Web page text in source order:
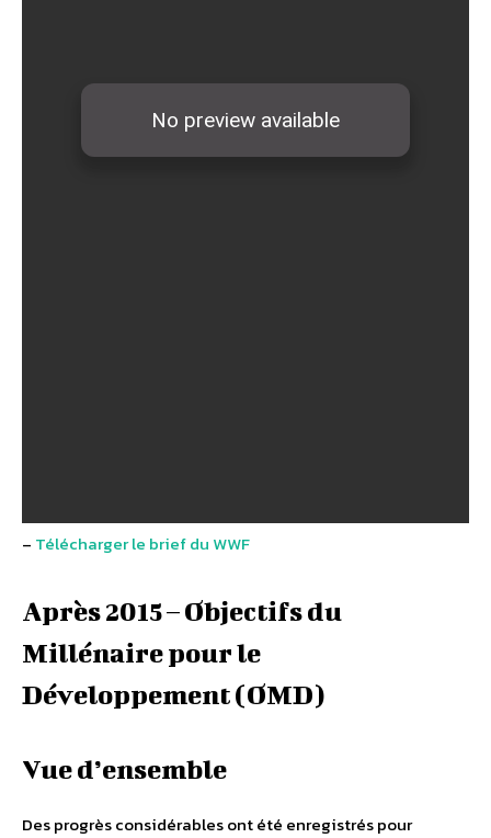
– Télécharger le brief du WWF
Après 2015 – Objectifs du
Millénaire pour le
Développement (OMD)
Vue d’ensemble
Des progrès considérables ont été enregistrés pour